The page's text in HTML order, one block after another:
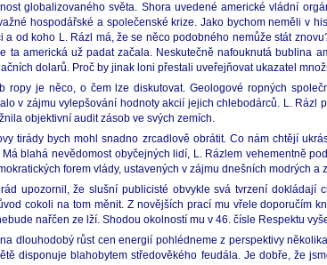
globalizovaného světa. Shora uvedené americké vládní
hospodářské a společenské krize. Jako bychom neměli v
a od koho L. Rázl má, že se něco podobného nemůže stát
ta americká už padat začala. Neskutečně nafouknutá bublina
dolarů. Proč by jinak loni přestali uveřejňovat ukazatel
ropy je něco, o čem lze diskutovat. Geologové ropných
v zájmu vylepšování hodnoty akcií jejich chlebodárců. L.
objektivní audit zásob ve svých zemích.
tirády bych mohl snadno zrcadlově obrátit. Co nám chtějí
blahá nevědomost obyčejných lidí, L. Rázlem vehementně
forem vlády, ustavených v zájmu dnešních modrých
upozornil, že slušní publicisté obvykle svá tvrzení
cokoli na tom měnit. Z novějších prací mu vřele doporučím
nařčen ze lží. Shodou okolností mu v 46. čísle Respektu
dlouhodobý růst cen energií pohlédneme z perspektivy
disponuje blahobytem středověkého feudála. Je dobře, že